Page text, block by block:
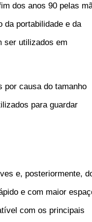
dos anos 90 pelas
da portabilidade e da
ser utilizados em
por causa do tamanho
para guardar
e, posteriormente,
e com maior
com os principais